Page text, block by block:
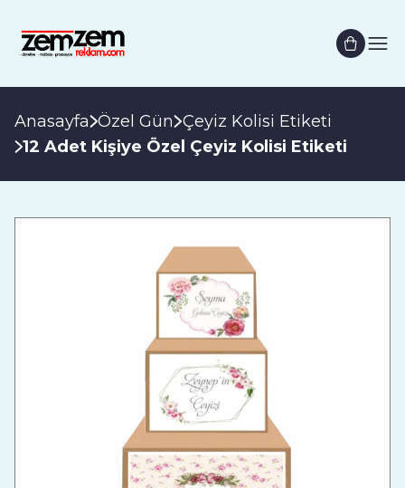
Anasayfa Özel Gün Çeyiz Kolisi Etiketi
12 Adet Kişiye Özel Çeyiz Kolisi Etiketi